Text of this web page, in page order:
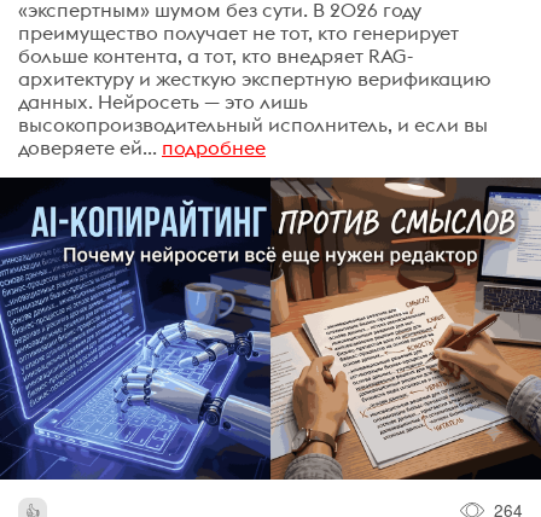
«экспертным» шумом без сути. В 2026 году
преимущество получает не тот, кто генерирует
больше контента, а тот, кто внедряет RAG-
архитектуру и жесткую экспертную верификацию
данных. Нейросеть — это лишь
высокопроизводительный исполнитель, и если вы
доверяете ей... подробнее
264